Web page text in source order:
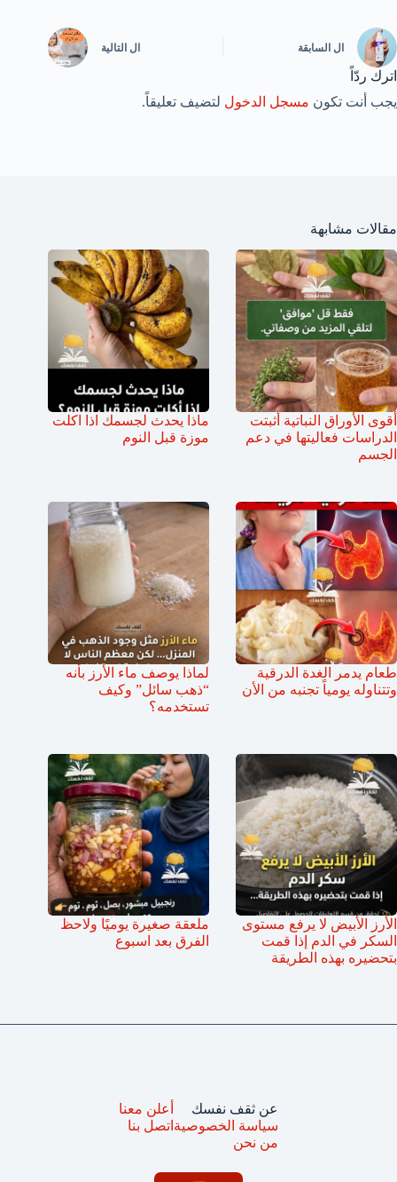
ال السابقة ال التالية
اترك ردّاً
يجب أنت تكون مسجل الدخول لتضيف تعليقاً.
مقالات مشابهة
أقوى الأوراق النباتية أثبتت
الدراسات فعاليتها في دعم
الجسم
ماذا يحدث لجسمك اذا اكلت
موزة قبل النوم
طعام يدمر الغدة الدرقية
وتتناوله يومياً تجنبه من الأن
لماذا يوصف ماء الأرز بأنه
“ذهب سائل” وكيف
تستخدمه؟
الأرز الأبيض لا يرفع مستوى
السكر في الدم إذا قمت
بتحضيره بهذه الطريقة
ملعقة صغيرة يوميًا ولاحظ
الفرق بعد اسبوع
عن ثقف نفسك
سياسة الخصوصية
من نحن
أعلن معنا
اتصل بنا